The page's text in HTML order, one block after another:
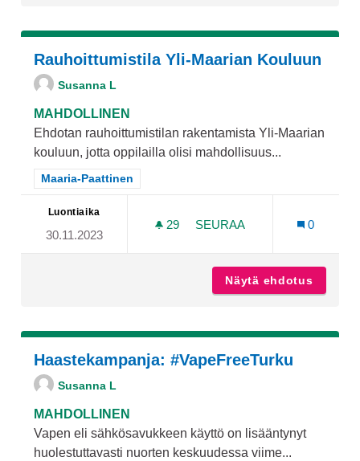
Rauhoittumistila Yli-Maarian Kouluun
Susanna L
MAHDOLLINEN
Ehdotan rauhoittumistilan rakentamista Yli-Maarian
kouluun, jotta oppilailla olisi mahdollisuus...
Rajaa tulokset teeman mukaan: Maaria-Paattinen
Maaria-Paattinen
Luontiaika
30.11.2023
29 29 SEURAAJAA
SEURAA
0
Näytä ehdotus
Haastekampanja: #VapeFreeTurku
Susanna L
MAHDOLLINEN
Vapen eli sähkösavukkeen käyttö on lisääntynyt
huolestuttavasti nuorten keskuudessa viime...